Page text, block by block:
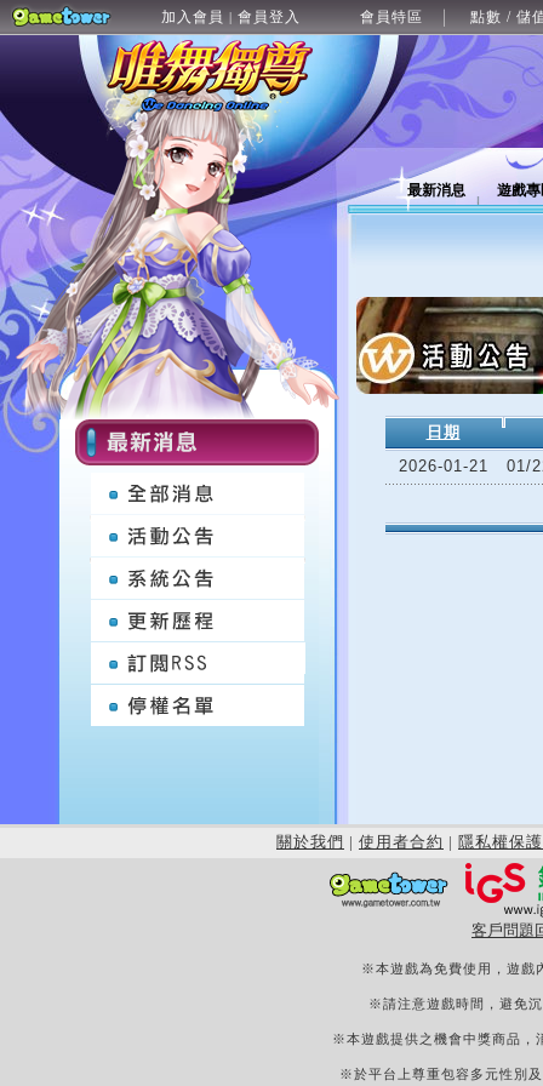
加入會員 | 會員登入 會員特區 點數 / 儲
最新消息 遊戲
日期
2026-01-21
01/
關於我們 | 使用者合約 | 隱私權保護
客戶問題
※本遊戲為免費使用，遊戲
※請注意遊戲時間，避免
※本遊戲提供之機會中獎商品，
※於平台上尊重包容多元性別